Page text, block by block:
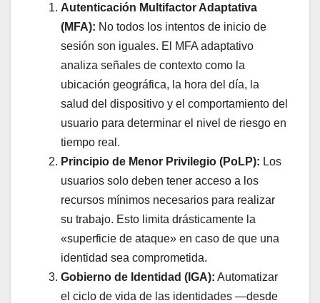
Autenticación Multifactor Adaptativa
(MFA): No todos los intentos de inicio de
sesión son iguales. El MFA adaptativo
analiza señales de contexto como la
ubicación geográfica, la hora del día, la
salud del dispositivo y el comportamiento del
usuario para determinar el nivel de riesgo en
tiempo real.
Principio de Menor Privilegio (PoLP): Los
usuarios solo deben tener acceso a los
recursos mínimos necesarios para realizar
su trabajo. Esto limita drásticamente la
«superficie de ataque» en caso de que una
identidad sea comprometida.
Gobierno de Identidad (IGA): Automatizar
el ciclo de vida de las identidades —desde